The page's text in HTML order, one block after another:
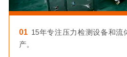
01 15年专注压力检测设备和流
产。